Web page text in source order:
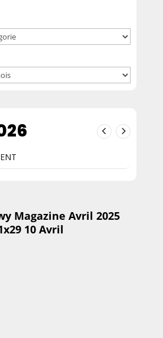
Magazine Avril 2025
10 Avril